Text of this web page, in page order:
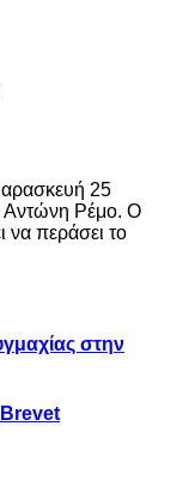
25
Αντώνη Ρέμο. Ο
να περάσει το
στην
Brevet